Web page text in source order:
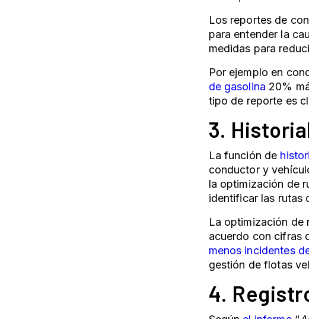
Los reportes de
para entender la
medidas para
Por ejemplo en
de gasolina 20%
tipo de reporte es
3.
La función de
conductor y
la optimización de
identificar las rutas
La optimización de
acuerdo con cifras
menos incidentes
gestión de flotas
4.